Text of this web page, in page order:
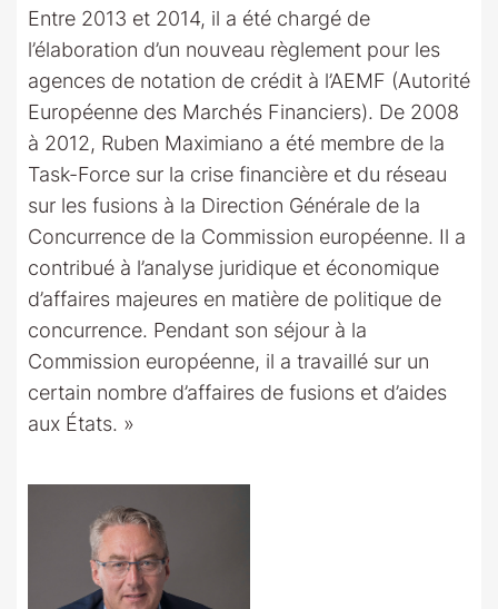
Entre 2013 et 2014, il a été chargé de
l’élaboration d’un nouveau règlement pour les
agences de notation de crédit à l’AEMF (Autorité
Européenne des Marchés Financiers). De 2008
à 2012, Ruben Maximiano a été membre de la
Task-Force sur la crise financière et du réseau
sur les fusions à la Direction Générale de la
Concurrence de la Commission européenne. Il a
contribué à l’analyse juridique et économique
d’affaires majeures en matière de politique de
concurrence. Pendant son séjour à la
Commission européenne, il a travaillé sur un
certain nombre d’affaires de fusions et d’aides
aux États. »